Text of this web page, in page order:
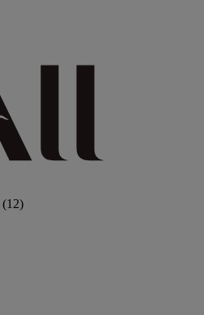
(12)